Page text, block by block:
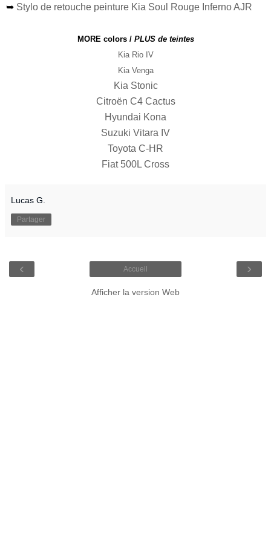
➥ Stylo de retouche peinture Kia Soul Rouge Inferno AJR
MORE colors / PLUS de teintes
Kia Rio IV
Kia Venga
Kia Stonic
Citroën C4 Cactus
Hyundai Kona
Suzuki Vitara IV
Toyota C-HR
Fiat 500L Cross
Lucas G.
Partager
‹ ›
Accueil
Afficher la version Web